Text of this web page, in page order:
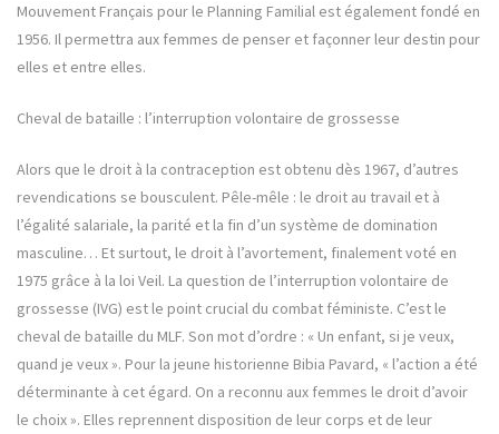
Mouvement Français pour le Planning Familial est également fondé en
1956. Il permettra aux femmes de penser et façonner leur destin pour
elles et entre elles.
Cheval de bataille : l’interruption volontaire de grossesse
Alors que le droit à la contraception est obtenu dès 1967, d’autres
revendications se bousculent. Pêle-mêle : le droit au travail et à
l’égalité salariale, la parité et la fin d’un système de domination
masculine… Et surtout, le droit à l’avortement, finalement voté en
1975 grâce à la loi Veil. La question de l’interruption volontaire de
grossesse (IVG) est le point crucial du combat féministe. C’est le
cheval de bataille du MLF. Son mot d’ordre : « Un enfant, si je veux,
quand je veux ». Pour la jeune historienne Bibia Pavard, « l’action a été
déterminante à cet égard. On a reconnu aux femmes le droit d’avoir
le choix ». Elles reprennent disposition de leur corps et de leur